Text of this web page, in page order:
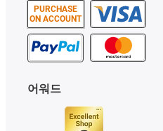
PURCHASE
ON ACCOUNT
어워드